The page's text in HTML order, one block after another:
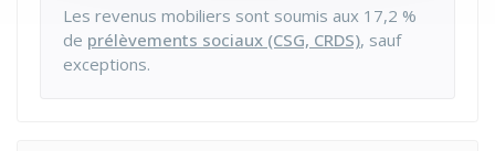
Les revenus mobiliers sont soumis aux 17,2 %
de prélèvements sociaux (CSG, CRDS), sauf
exceptions.